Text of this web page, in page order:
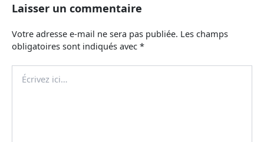
Laisser un commentaire
Votre adresse e-mail ne sera pas publiée. Les champs
obligatoires sont indiqués avec *
ici…